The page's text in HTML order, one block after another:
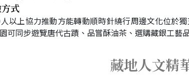
式
以上協力推動方能轉動順時針繞行周邊文化位於
可同步遊覽唐代古蹟、品嘗酥油茶、選購藏銀工藝
藏地人文精